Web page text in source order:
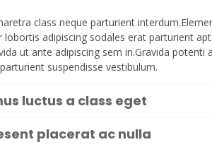
class neque parturient
lobortis adipiscing sodales erat parturient
ut ante adipiscing sem in.Gravida potenti
suspendisse vestibulum.
luctus a class eget
placerat ac nulla